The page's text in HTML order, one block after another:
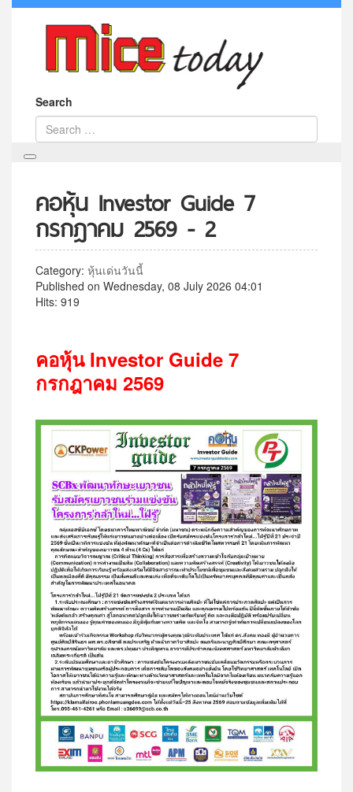
Search
คอหุ้น Investor Guide 7
กรกฎาคม 2569 - 2
Category: หุ้นเด่นวันนี้
Published on Wednesday, 08 July 2026 04:01
Hits: 919
คอหุ้นInvestor Guide 7
กรกฎาคม 2569